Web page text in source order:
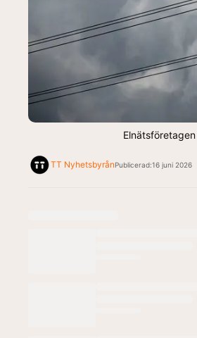
TT NyhetsbyrånPublicerad:16 juni 2026